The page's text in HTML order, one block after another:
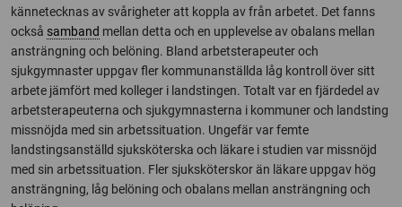
kännetecknas av svårigheter att koppla av från arbetet. Det fanns
också samband mellan detta och en upplevelse av obalans mellan
ansträngning och belöning. Bland arbetsterapeuter och
sjukgymnaster uppgav fler kommunanställda låg kontroll över sitt
arbete jämfört med kolleger i landstingen. Totalt var en fjärdedel av
arbetsterapeuterna och sjukgymnasterna i kommuner och landsting
missnöjda med sin arbetssituation. Ungefär var femte
landstingsanställd sjuksköterska och läkare i studien var missnöjd
med sin arbetssituation. Fler sjuksköterskor än läkare uppgav hög
ansträngning, låg belöning och obalans mellan ansträngning och